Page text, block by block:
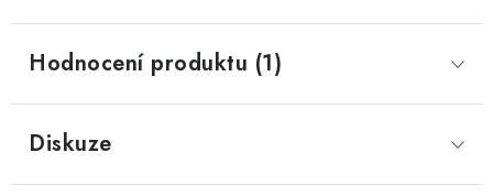
Hodnocení produktu (1)
Diskuze